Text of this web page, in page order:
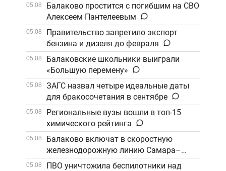
05.08
Балаково простится с погибшим на СВО
Алексеем Пантелеевым
05.08
Правительство запретило экспорт
бензина и дизеля до февраля
05.08
Балаковские школьники выиграли
«Большую перемену»
05.08
ЗАГС назвал четыре идеальные даты
для бракосочетания в сентябре
05.08
Региональные вузы вошли в топ-15
химического рейтинга
05.08
Балаково включат в скоростную
железнодорожную линию Самара–
Саратов
05.08
ПВО уничтожила беспилотники над